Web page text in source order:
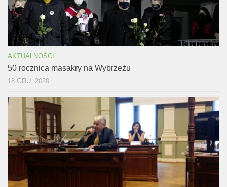
AKTUALNOŚCI
50 rocznica masakry na Wybrzeżu
18 GRU, 2020